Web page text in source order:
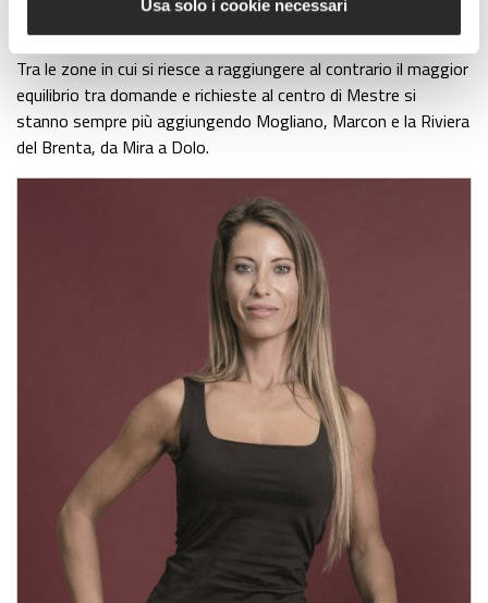
Usa solo i cookie necessari
soprattutto a Venezia, dove c’è anche da considerare il tema
delle affittanze turistiche”.
Tra le zone in cui si riesce a raggiungere al contrario il maggior
equilibrio tra domande e richieste al centro di Mestre si
stanno sempre più aggiungendo Mogliano, Marcon e la Riviera
del Brenta, da Mira a Dolo.